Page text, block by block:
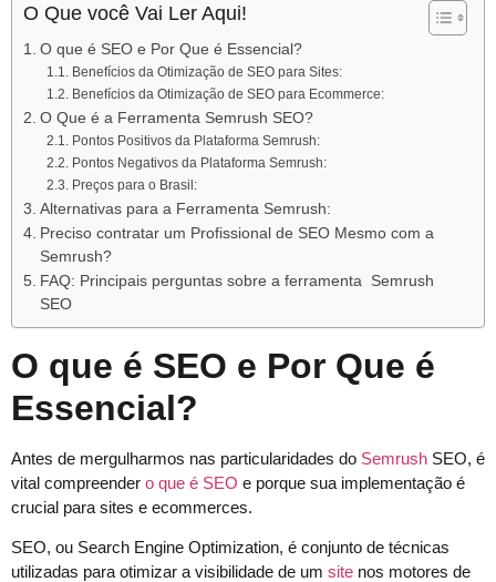
O Que você Vai Ler Aqui!
O que é SEO e Por Que é Essencial?
Benefícios da Otimização de SEO para Sites:
Benefícios da Otimização de SEO para Ecommerce:
O Que é a Ferramenta Semrush SEO?
Pontos Positivos da Plataforma Semrush:
Pontos Negativos da Plataforma Semrush:
Preços para o Brasil:
Alternativas para a Ferramenta Semrush:
Preciso contratar um Profissional de SEO Mesmo com a
Semrush?
FAQ: Principais perguntas sobre a ferramenta Semrush
SEO
O que é SEO e Por Que é
Essencial?
Antes de mergulharmos nas particularidades do Semrush SEO, é
vital compreender o que é SEO e porque sua implementação é
crucial para sites e ecommerces.
SEO, ou Search Engine Optimization, é conjunto de técnicas
utilizadas para otimizar a visibilidade de um site nos motores de